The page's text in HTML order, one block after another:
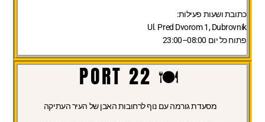
כתובת ושעות פעילות:
Ul. Pred Dvorom 1, Dubrovnik
פתוח כל יום 08:00–23:00
🍽️ PORT 22
מסעדת גורמה עם נוף לרחובות האבן של העיר העתיקה